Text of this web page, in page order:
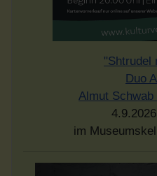
"Shtrudel
Duo
Almut Schwab
im